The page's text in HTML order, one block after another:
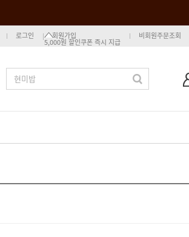
로그인 회원가입
5,000원 할인쿠폰 즉시 지급
비회원주문조회